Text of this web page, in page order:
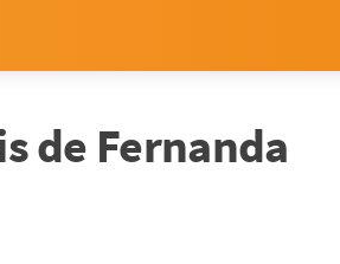
de Fernanda